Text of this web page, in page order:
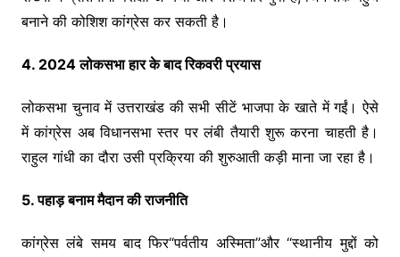
बनाने की कोशिश कांग्रेस कर सकती है।
4. 2024 लोकसभा हार के बाद रिकवरी प्रयास
लोकसभा चुनाव में उत्तराखंड की सभी सीटें भाजपा के खाते में गईं। ऐसे
में कांग्रेस अब विधानसभा स्तर पर लंबी तैयारी शुरू करना चाहती है।
राहुल गांधी का दौरा उसी प्रक्रिया की शुरुआती कड़ी माना जा रहा है।
5. पहाड़ बनाम मैदान की राजनीति
कांग्रेस लंबे समय बाद फिर“पर्वतीय अस्मिता”और “स्थानीय मुद्दों को